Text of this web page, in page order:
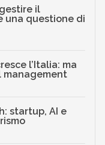
il
una questione di
l’Italia: ma
startup, AI e